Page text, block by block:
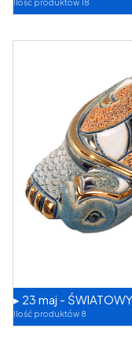
▸ 23 maj -
Ilość produktów 8